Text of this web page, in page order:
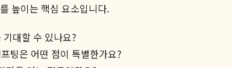
높이는 핵심 요소입니다.
대할 수 있나요?
팅은 어떤 점이 특별한가요?